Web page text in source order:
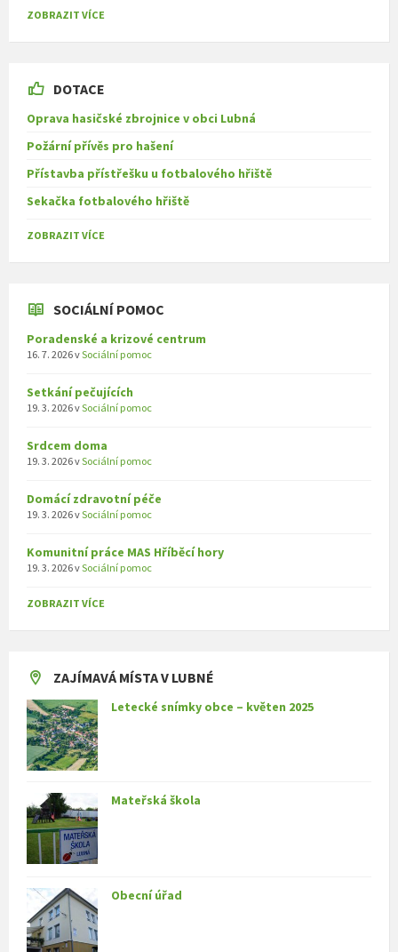
ZOBRAZIT VÍCE
DOTACE
Oprava hasičské zbrojnice v obci Lubná
Požární přívěs pro hašení
Přístavba přístřešku u fotbalového hřiště
Sekačka fotbalového hřiště
ZOBRAZIT VÍCE
SOCIÁLNÍ POMOC
Poradenské a krizové centrum
16. 7. 2026vSociální pomoc
Setkání pečujících
19. 3. 2026vSociální pomoc
Srdcem doma
19. 3. 2026vSociální pomoc
Domácí zdravotní péče
19. 3. 2026vSociální pomoc
Komunitní práce MAS Hříběcí hory
19. 3. 2026vSociální pomoc
ZOBRAZIT VÍCE
ZAJÍMAVÁ MÍSTA V LUBNÉ
Letecké snímky obce – květen 2025
Mateřská škola
Obecní úřad